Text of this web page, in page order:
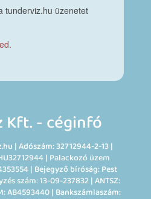
tunderviz.hu üzenetet
Kft. - céginfó
| Adószám: 32712944-2-13 |
| Palackozó üzem
| Bejegyző bíróság: Pest
szám: 13-09-237832 | ANTSZ:
AB4593440 | Bankszámlaszám: